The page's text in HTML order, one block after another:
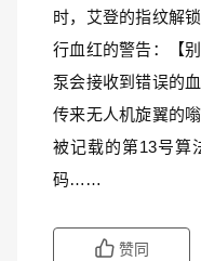
时，艾登的指纹解
行血红的警告：【
泵会接收到错误的
传来无人机旋翼的
被记载的第13号算
码……
赞同